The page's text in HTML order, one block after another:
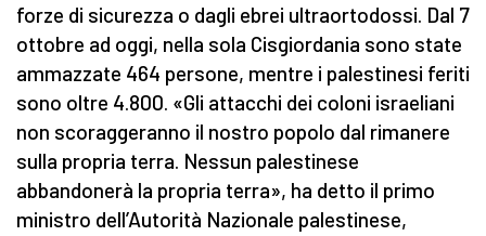
forze di sicurezza o dagli ebrei ultraortodossi. Dal 7
ottobre ad oggi, nella sola Cisgiordania sono state
ammazzate 464 persone, mentre i palestinesi feriti
sono oltre 4.800. «Gli attacchi dei coloni israeliani
non scoraggeranno il nostro popolo dal rimanere
sulla propria terra. Nessun palestinese
abbandonerà la propria terra», ha detto il primo
ministro dell’Autorità Nazionale palestinese,